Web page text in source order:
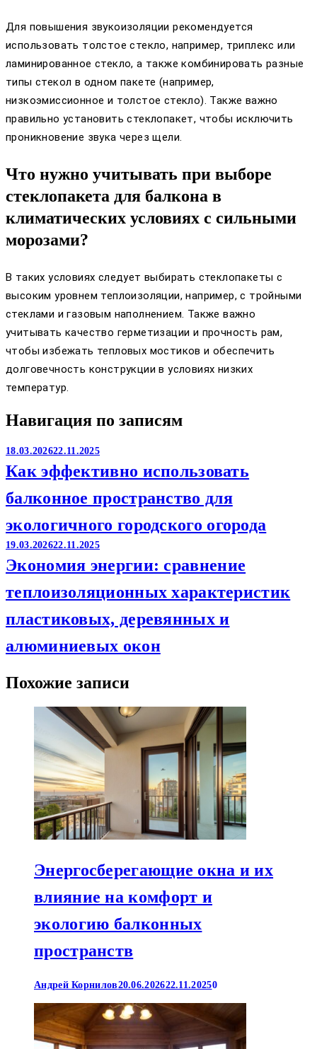
Для повышения звукоизоляции рекомендуется
использовать толстое стекло, например, триплекс или
ламинированное стекло, а также комбинировать разные
типы стекол в одном пакете (например,
низкоэмиссионное и толстое стекло). Также важно
правильно установить стеклопакет, чтобы исключить
проникновение звука через щели.
Что нужно учитывать при выборе
стеклопакета для балкона в
климатических условиях с сильными
морозами?
В таких условиях следует выбирать стеклопакеты с
высоким уровнем теплоизоляции, например, с тройными
стеклами и газовым наполнением. Также важно
учитывать качество герметизации и прочность рам,
чтобы избежать тепловых мостиков и обеспечить
долговечность конструкции в условиях низких
температур.
Навигация по записям
18.03.202622.11.2025
Как эффективно использовать
балконное пространство для
экологичного городского огорода
19.03.202622.11.2025
Экономия энергии: сравнение
теплоизоляционных характеристик
пластиковых, деревянных и
алюминиевых окон
Похожие записи
Энергосберегающие окна и их
влияние на комфорт и
экологию балконных
пространств
Андрей Корнилов20.06.202622.11.20250